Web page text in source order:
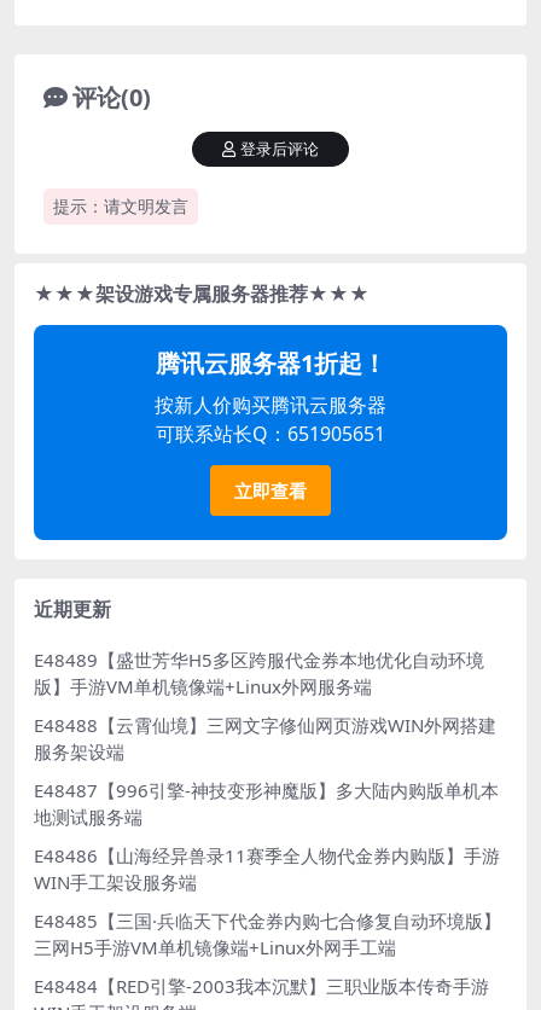
评论(0)
提示：请文明发言
登录后评论
★★★架设游戏专属服务器推荐★★★
腾讯云服务器1折起！
按新人价购买腾讯云服务器
可联系站长Q：651905651
立即查看
近期更新
E48489【盛世芳华H5多区跨服代金券本地优化自动环境
版】手游VM单机镜像端+Linux外网服务端
E48488【云霄仙境】三网文字修仙网页游戏WIN外网搭建
服务架设端
E48487【996引擎-神技变形神魔版】多大陆内购版单机本
地测试服务端
E48486【山海经异兽录11赛季全人物代金券内购版】手游
WIN手工架设服务端
E48485【三国·兵临天下代金券内购七合修复自动环境版】
三网H5手游VM单机镜像端+Linux外网手工端
E48484【RED引擎-2003我本沉默】三职业版本传奇手游